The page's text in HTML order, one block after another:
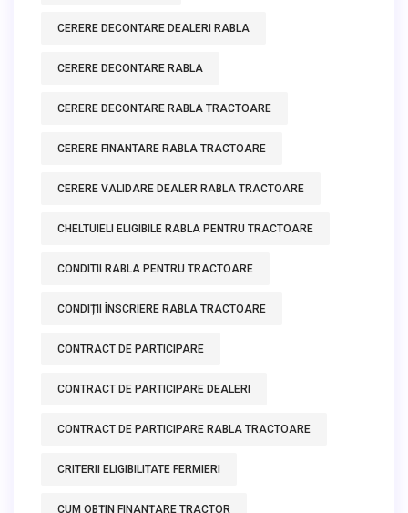
CERERE DECONTARE DEALERI RABLA
CERERE DECONTARE RABLA
CERERE DECONTARE RABLA TRACTOARE
CERERE FINANTARE RABLA TRACTOARE
CERERE VALIDARE DEALER RABLA TRACTOARE
CHELTUIELI ELIGIBILE RABLA PENTRU TRACTOARE
CONDITII RABLA PENTRU TRACTOARE
CONDIȚII ÎNSCRIERE RABLA TRACTOARE
CONTRACT DE PARTICIPARE
CONTRACT DE PARTICIPARE DEALERI
CONTRACT DE PARTICIPARE RABLA TRACTOARE
CRITERII ELIGIBILITATE FERMIERI
CUM OBȚIN FINANȚARE TRACTOR